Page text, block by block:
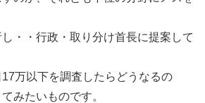
・・行政・取り分け首長に提案して
万以下を調査したらどうなるの
みたいものです。